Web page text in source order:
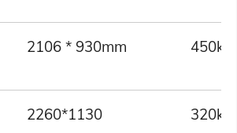
2106 * 930mm 450kg
2260*1130 320kg